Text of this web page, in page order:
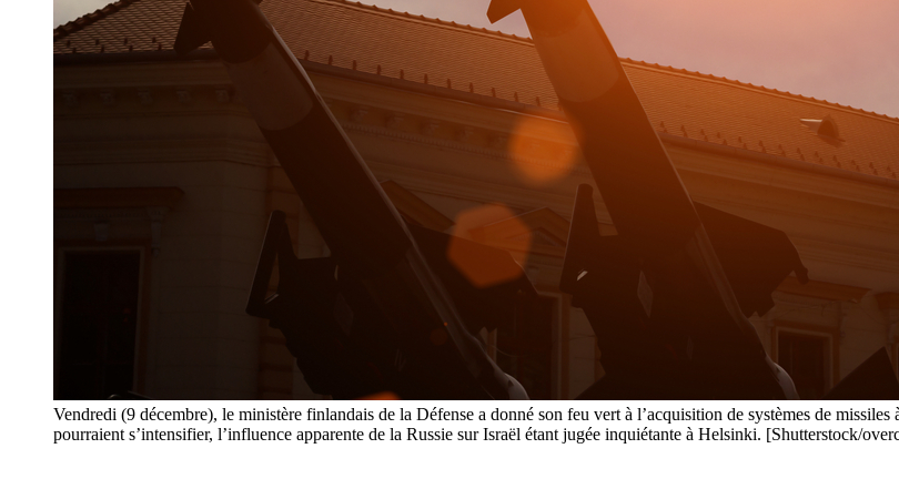
Vendredi (9 décembre), le ministère finlandais de la Défense a donné son feu vert à l’acquisition de systèmes de
pourraient s’intensifier, l’influence apparente de la Russie sur Israël étant jugée inquiétante à Helsinki. [Shutterstock/